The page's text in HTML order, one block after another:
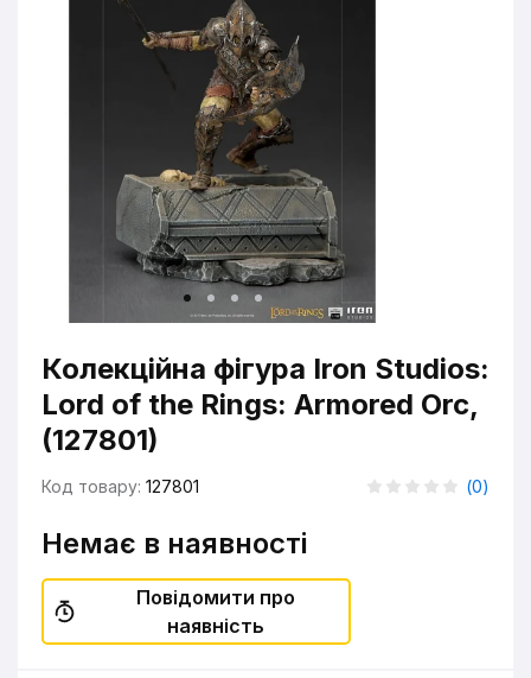
Колекційна фігура Iron Studios:
Lord of the Rings: Armored Orc,
(127801)
Код товару: 127801 (0)
Немає в наявності
Повідомити про
наявність